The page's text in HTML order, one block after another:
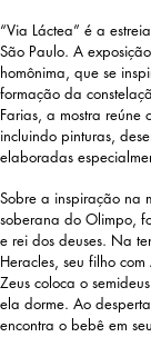
“Via Láctea” é a
São Paulo. A
homônima, que se
formação da
Farias, a mostra
incluindo pinturas,
elaboradas
Sobre a inspiração na
soberana do Olimpo,
e rei dos deuses. Na
Heracles, seu filho
Zeus coloca o
ela dorme. Ao
encontra o bebê em